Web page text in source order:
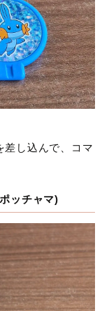
差し込んで、コマ
ッチャマ)